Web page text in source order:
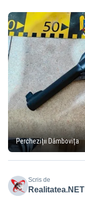
Percheziții Dâmbovița
Scris de
Realitatea.NET